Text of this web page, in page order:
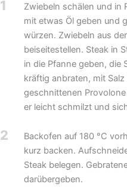
1
Zwiebeln schälen und in
mit etwas Öl geben und
würzen. Zwiebeln aus
beiseitestellen. Steak in
in die Pfanne geben, die
kräftig anbraten, mit
geschnittenen
er leicht schmilzt und
2
Backofen auf 180 °C
kurz backen.
Steak belegen.
darübergeben.